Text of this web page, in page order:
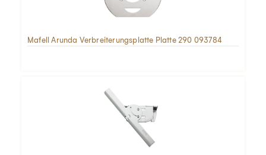
Mafell Arunda Verbreiterungsplatte Platte 290 093784